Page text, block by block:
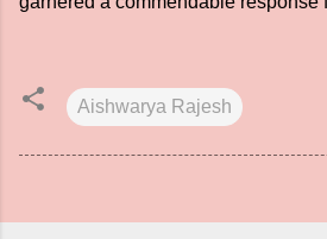
Aishwarya Rajesh